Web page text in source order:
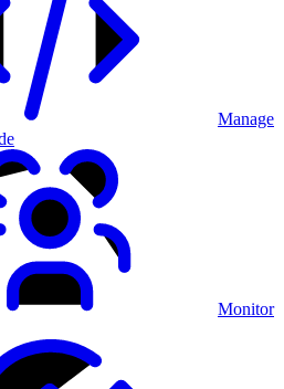
Manage
Monitor